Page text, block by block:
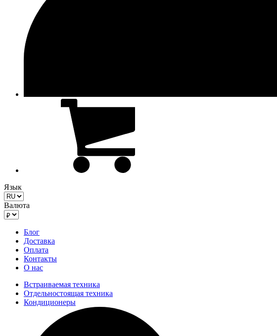
Язык
Валюта
Блог
Доставка
Оплата
Контакты
О нас
Встраиваемая техника
Отдельностоящая техника
Кондиционеры